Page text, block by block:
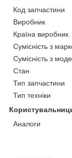
Код запчастини
Виробник
Країна виробник
Сумісність з
Сумісність з
Стан
Тип запчастини
Тип техніки
Аналоги